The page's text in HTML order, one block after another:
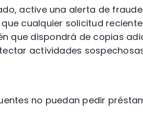
active una alerta de
cualquier solicitud
que dispondrá de copias
actividades
no puedan pedir